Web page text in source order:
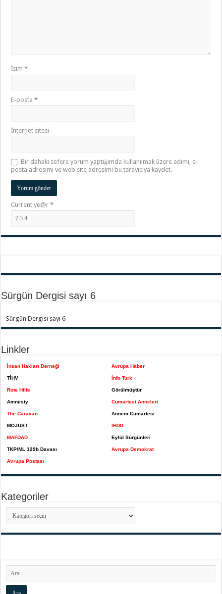
İsim*
E-posta*
İnternet sitesi
Bir dahaki sefere yorum yaptığımda kullanılmak üzere adımı, e-
posta adresimi ve web site adresimi bu tarayıcıya kaydet.
Current ye@r*
Sürgün Dergisi sayı 6
Sürgün Dergisi sayı 6
Linkler
İnsan Hakları Derneği
TİHV
Rote Hilfe
Amnesty
The Caravan
MOJUST
MAFDAD
TKP/ML 129b Davası
Avrupa Postası
Avrupa Haber
İnfo Turk
Görülmüştür
Cumartesi Anneleri
Annem Cumartesi
IHDD
Eylül Sürgünleri
Avrupa Demokrat
Kategoriler
Kategoriler